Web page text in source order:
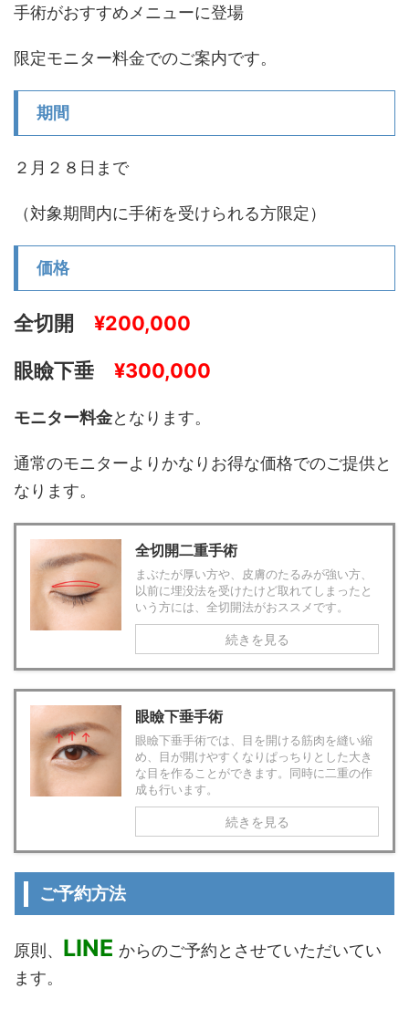
手術がおすすめメニューに登場
限定モニター料金でのご案内です。
期間
２月２８日まで
（対象期間内に手術を受けられる方限定）
価格
全切開
¥200,000
眼瞼下垂
¥300,000
モニター料金となります。
通常のモニターよりかなりお得な価格でのご提供と
なります。
全切開二重手術
まぶたが厚い方や、皮膚のたるみが強い方、
以前に埋没法を受けたけど取れてしまったと
いう方には、全切開法がおススメです。
続きを見る
眼瞼下垂手術
眼瞼下垂手術では、目を開ける筋肉を縫い縮
め、目が開けやすくなりぱっちりとした大き
な目を作ることができます。同時に二重の作
成も行います。
続きを見る
ご予約方法
原則、 LINE からのご予約とさせていただいてい
ます。